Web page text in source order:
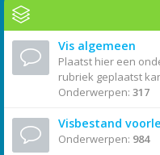
Vis algemeen
Plaatst hier een
rubriek geplaatst
Onderwerpen: 317
Visbestand
Onderwerpen: 984